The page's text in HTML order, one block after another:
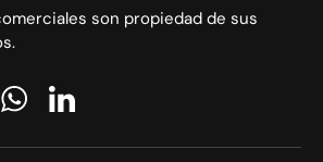
son propiedad de sus
WhatsAppLinkedIn